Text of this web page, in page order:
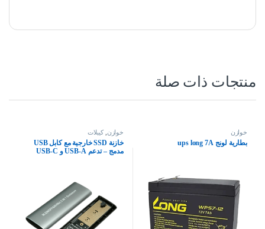
منتجات ذات صلة
خوازن
بطارية لونج ups long 7A
خوازن ,كيبلات
خازنة SSD خارجية مع كابل USB
مدمج – تدعم USB-A و USB-C